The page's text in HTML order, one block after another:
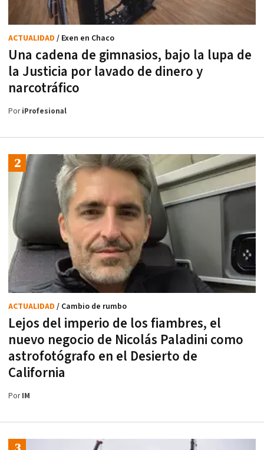
Una cadena de gimnasios, bajo la lupa de
la Justicia por lavado de dinero y
narcotráfico
ACTUALIDAD / Exen en Chaco
PoriProfesional
Lejos del imperio de los fiambres, el
nuevo negocio de Nicolás Paladini como
astrofotógrafo en el Desierto de
California
ACTUALIDAD / Cambio de rumbo
PorIM